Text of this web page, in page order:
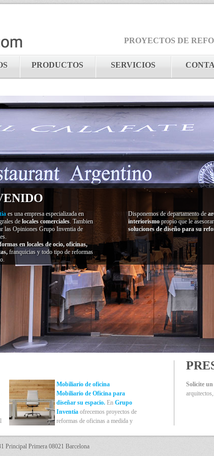
PROYECTOS DE
PRODUCTOS SERVICIOS
es una empresa especializada en
delocales comerciales. Tambien
las Opiniones Grupo Inventia de
en locales de ocio, oficinas,
franquicias y todo tipo de reformas
Disponemos de departamento de
interiorismopropio que le
soluciones de diseño para su
Mobiliario de oficina
Mobiliario de Oficina para
diseñar su espacio. En Grupo
Inventia ofrecemos proyectos de
reformas de oficinas a medida y
cafeterías o franquicias. Además
Solicite
Principal Primera 08021 Barcelona